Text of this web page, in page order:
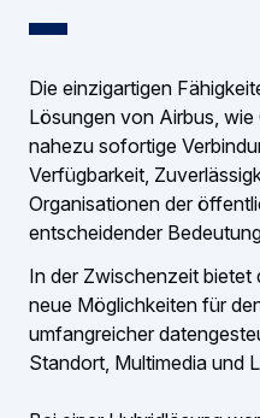
Die einzigartigen
Lösungen von Airbus,
nahezu sofortige
Verfügbarkeit,
Organisationen der
entscheidender
In der Zwischenzeit bietet
neue Möglichkeiten für
umfangreicher
Standort, Multimedia und